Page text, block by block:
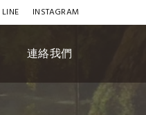
LINE INSTAGRAM
連絡我們